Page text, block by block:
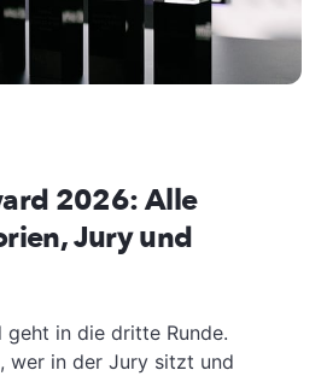
2026: Alle
Jury und
geht in die dritte Runde.
wer in der Jury sitzt und